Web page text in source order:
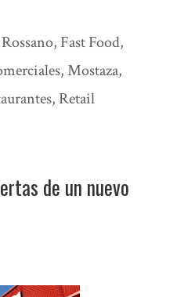
, Fast Food,
,Mostaza,
, Retail
de un nuevo